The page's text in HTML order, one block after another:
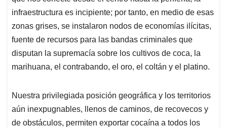
infraestructura es incipiente; por tanto, en medio de esas
zonas grises, se instalaron nodos de economías ilícitas,
fuente de recursos para las bandas criminales que
disputan la supremacía sobre los cultivos de coca, la
marihuana, el contrabando, el oro, el coltán y el platino.
Nuestra privilegiada posición geográfica y los territorios
aún inexpugnables, llenos de caminos, de recovecos y
de obstáculos, permiten exportar cocaína a todos los